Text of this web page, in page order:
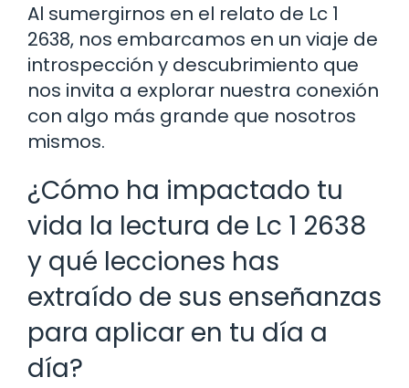
Al sumergirnos en el relato de Lc 1
2638, nos embarcamos en un viaje de
introspección y descubrimiento que
nos invita a explorar nuestra conexión
con algo más grande que nosotros
mismos.
¿Cómo ha impactado tu
vida la lectura de Lc 1 2638
y qué lecciones has
extraído de sus enseñanzas
para aplicar en tu día a
día?